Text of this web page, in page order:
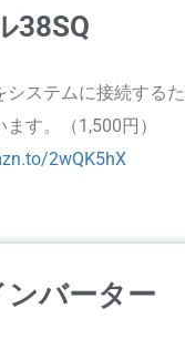
38SQ
システムに接続する
す。（1,500円）
2wQK5hX
ンバーター